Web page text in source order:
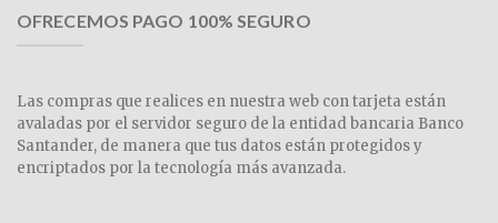
OFRECEMOS PAGO 100% SEGURO
Las compras que realices en nuestra web con tarjeta están
avaladas por el servidor seguro de la entidad bancaria Banco
Santander, de manera que tus datos están protegidos y
encriptados por la tecnología más avanzada.